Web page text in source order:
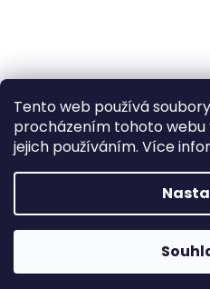
Tento web používá
procházením tohoto webu
jejich používáním. Více